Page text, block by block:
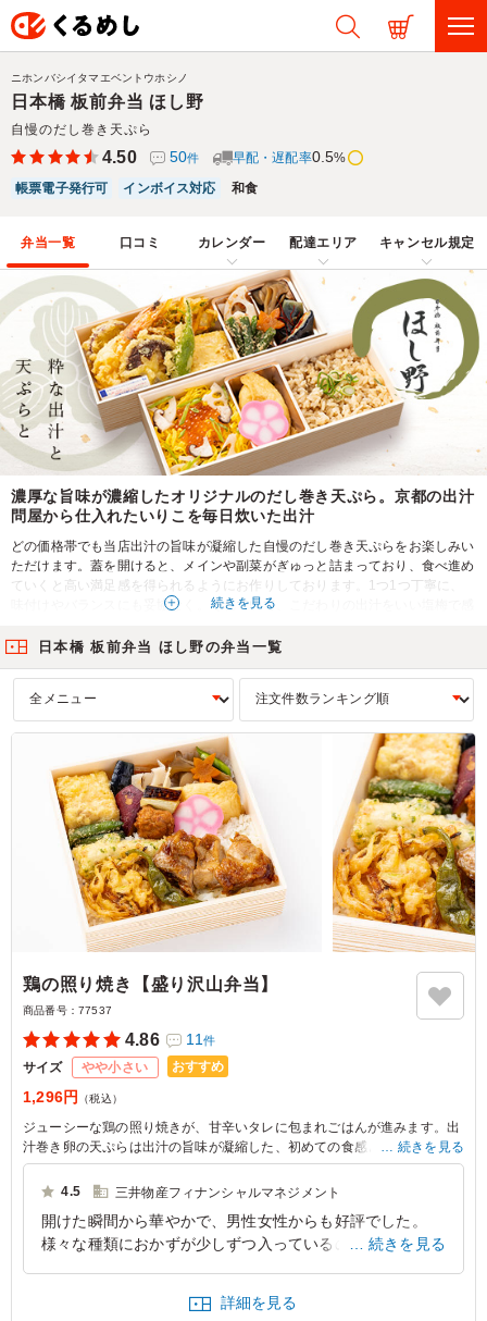
日本橋 板前弁当 ほし野
自慢のだし巻き天ぷら
ニホンバシイタマエベントウホシノ
4.50 50件 早配・遅配率0.5%
帳票電子発行可
インボイス対応 和食
弁当一覧 口コミ カレンダー 配達エリア キャンセル規定
濃厚な旨味が濃縮したオリジナルのだし巻き天ぷら。京都の出汁
問屋から仕入れたいりこを毎日炊いた出汁
どの価格帯でも当店出汁の旨味が凝縮した自慢のだし巻き天ぷらをお楽しみい
ただけます。蓋を開けると、メインや副菜がぎゅっと詰まっており、食べ進め
ていくと高い満足感を得られるようにお作りしております。1つ1つ丁寧に、
味付けやバランスにも妥協なく。それでいて、こだわりの出汁をいい塩梅で感
シーンでお使いいただけます。是非、日本橋 板前弁当 ほし野のこだわりをご
続きを見る
日本橋 板前弁当 ほし野の弁当一覧
鶏の照り焼き【盛り沢山弁当】
商品番号： 77537
4.86 11件
サイズ やや小さい おすすめ
1,296円 （税込）
ジューシーな鶏の照り焼きが、甘辛いタレに包まれごはんが進みます。出
汁巻き卵の天ぷらは出汁の旨味が凝縮した、初めての食感と美味しさで
す。見た目にも楽しめるバランスの良い一品。日本橋 板前弁当 ほし野の
弁当は、会議や打ち合わせの場にぴったりです。
続きを見る
4.5 三井物産フィナンシャルマネジメント
開けた瞬間から華やかで、男性女性からも好評でした。
様々な種類におかずが少しずつ入っているので、飽きずに
続きを見る
詳細を見る